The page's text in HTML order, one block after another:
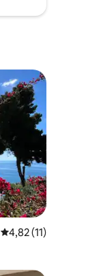
Prosječna ocjena:
4,82 (11)